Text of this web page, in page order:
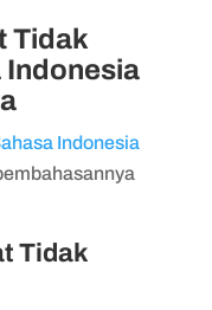
Tidak
Indonesia
Indonesia
Tidak